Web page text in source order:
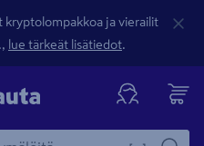
ja vierailit
lue tärkeät lisätiedot.